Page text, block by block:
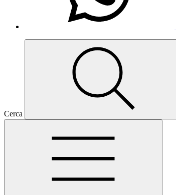
Cerca